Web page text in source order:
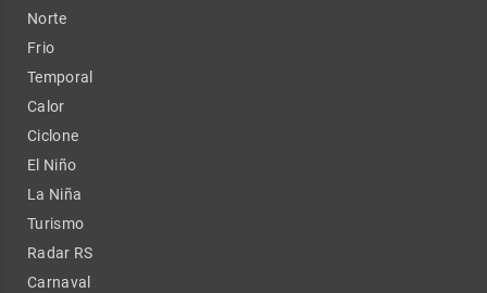
Norte
Frio
Temporal
Calor
Ciclone
El Niño
La Niña
Turismo
Radar RS
Carnaval